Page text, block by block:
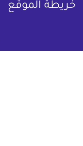
خريطة الموقع
كومباوندات